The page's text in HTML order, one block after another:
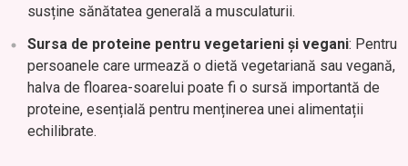
susține sănătatea generală a musculaturii.
Sursa de proteine pentru vegetarieni și vegani: Pentru
persoanele care urmează o dietă vegetariană sau vegană,
halva de floarea-soarelui poate fi o sursă importantă de
proteine, esențială pentru menținerea unei alimentații
echilibrate.